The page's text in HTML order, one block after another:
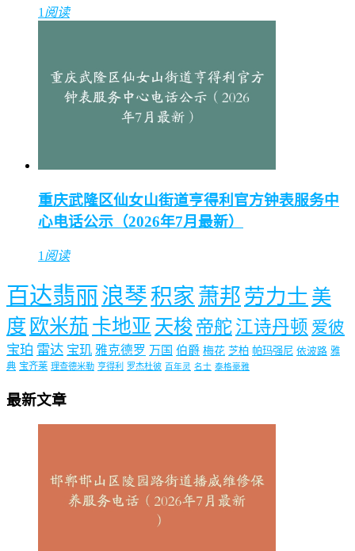
1 阅读
重庆武隆区仙女山街道亨得利官方钟表服务中
心电话公示（2026年7月最新）
1阅读
百达翡丽 浪琴积家 萧邦 劳力士 美
度 欧米茄 卡地亚 天梭 帝舵 江诗丹顿 爱彼
宝珀 雷达 宝玑 雅克德罗 万国 伯爵 梅花 芝柏 帕玛强尼 依波路 雅
典 宝齐莱 理查德米勒 亨得利 罗杰杜彼 百年灵 名士 泰格豪雅
最新文章